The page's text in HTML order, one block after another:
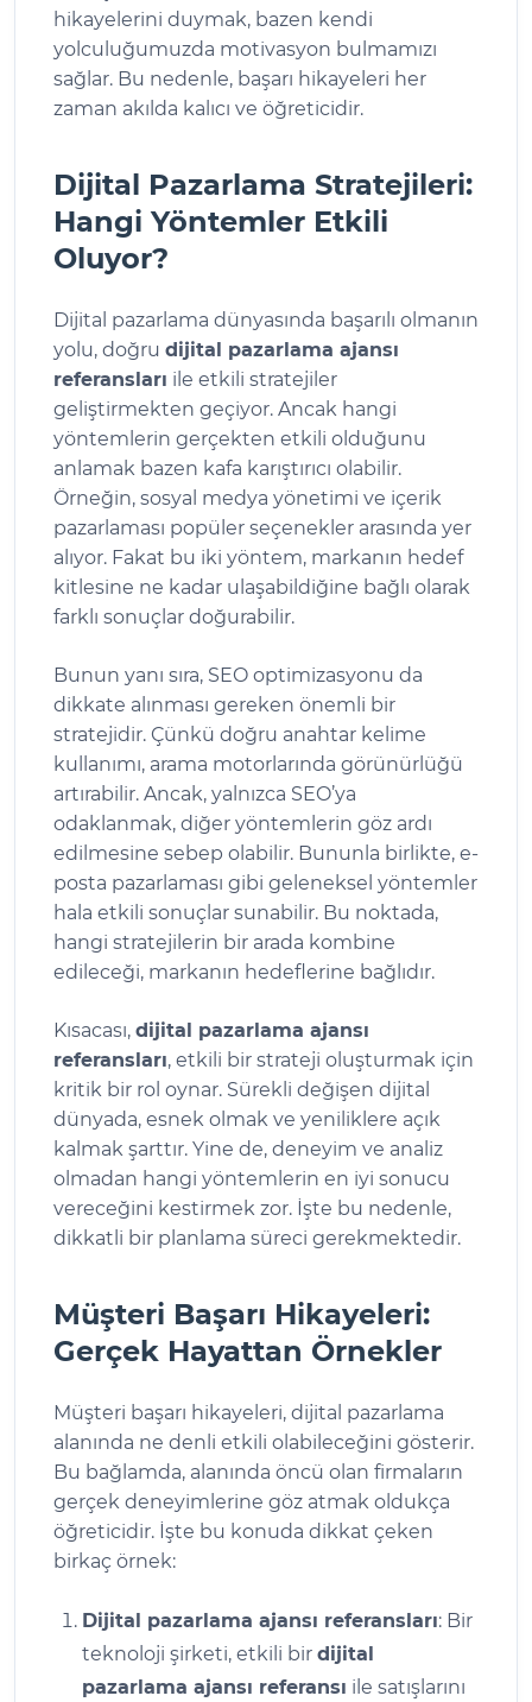
hikayelerini duymak, bazen kendi
yolculuğumuzda motivasyon bulmamızı
sağlar. Bu nedenle, başarı hikayeleri her
zaman akılda kalıcı ve öğreticidir.
Dijital Pazarlama Stratejileri:
Hangi Yöntemler Etkili
Oluyor?
Dijital pazarlama dünyasında başarılı olmanın
yolu, doğru dijital pazarlama ajansı
referansları ile etkili stratejiler
geliştirmekten geçiyor. Ancak hangi
yöntemlerin gerçekten etkili olduğunu
anlamak bazen kafa karıştırıcı olabilir.
Örneğin, sosyal medya yönetimi ve içerik
pazarlaması popüler seçenekler arasında yer
alıyor. Fakat bu iki yöntem, markanın hedef
kitlesine ne kadar ulaşabildiğine bağlı olarak
farklı sonuçlar doğurabilir.
Bunun yanı sıra, SEO optimizasyonu da
dikkate alınması gereken önemli bir
stratejidir. Çünkü doğru anahtar kelime
kullanımı, arama motorlarında görünürlüğü
artırabilir. Ancak, yalnızca SEO’ya
odaklanmak, diğer yöntemlerin göz ardı
edilmesine sebep olabilir. Bununla birlikte, e-
posta pazarlaması gibi geleneksel yöntemler
hala etkili sonuçlar sunabilir. Bu noktada,
hangi stratejilerin bir arada kombine
edileceği, markanın hedeflerine bağlıdır.
Kısacası, dijital pazarlama ajansı
referansları, etkili bir strateji oluşturmak için
kritik bir rol oynar. Sürekli değişen dijital
dünyada, esnek olmak ve yeniliklere açık
kalmak şarttır. Yine de, deneyim ve analiz
olmadan hangi yöntemlerin en iyi sonucu
vereceğini kestirmek zor. İşte bu nedenle,
dikkatli bir planlama süreci gerekmektedir.
Müşteri Başarı Hikayeleri:
Gerçek Hayattan Örnekler
Müşteri başarı hikayeleri, dijital pazarlama
alanında ne denli etkili olabileceğini gösterir.
Bu bağlamda, alanında öncü olan firmaların
gerçek deneyimlerine göz atmak oldukça
öğreticidir. İşte bu konuda dikkat çeken
birkaç örnek:
Dijital pazarlama ajansı referansları: Bir
teknoloji şirketi, etkili bir dijital
pazarlama ajansı referansı ile satışlarını